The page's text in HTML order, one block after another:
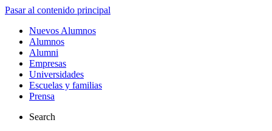
Pasar al contenido principal
Nuevos Alumnos
Alumnos
Alumni
Empresas
Universidades
Escuelas y familias
Prensa
Search